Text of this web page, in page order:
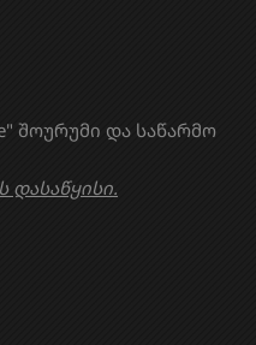
შოურუმი და საწარმო